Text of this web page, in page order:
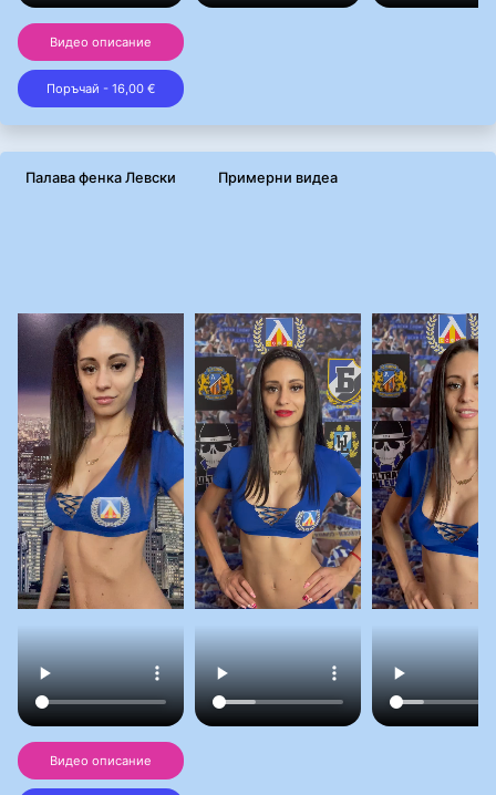
Видео описание
Поръчай - 16,00 €
Палава фенка Левски
Видео описание
Примерни видеа